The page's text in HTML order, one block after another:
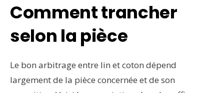
Comment trancher
selon la pièce
Le bon arbitrage entre lin et coton dépend
largement de la pièce concernée et de son